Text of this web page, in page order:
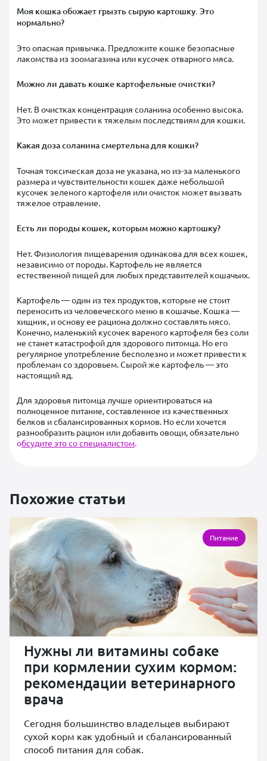
Моя кошка обожает грызть сырую картошку. Это
нормально?
Это опасная привычка. Предложите кошке безопасные
лакомства из зоомагазина или кусочек отварного мяса.
Можно ли давать кошке картофельные очистки?
Нет. В очистках концентрация соланина особенно высока.
Это может привести к тяжелым последствиям для кошки.
Какая доза соланина смертельна для кошки?
Точная токсическая доза не указана, но из-за маленького
размера и чувствительности кошек даже небольшой
кусочек зеленого картофеля или очисток может вызвать
тяжелое отравление.
Есть ли породы кошек, которым можно картошку?
Нет. Физиология пищеварения одинакова для всех кошек,
независимо от породы. Картофель не является
естественной пищей для любых представителей кошачьих.
Картофель — один из тех продуктов, которые не стоит
переносить из человеческого меню в кошачье. Кошка —
хищник, и основу ее рациона должно составлять мясо.
Конечно, маленький кусочек вареного картофеля без соли
не станет катастрофой для здорового питомца. Но его
регулярное употребление бесполезно и может привести к
проблемам со здоровьем. Сырой же картофель — это
настоящий яд.
Для здоровья питомца лучше ориентироваться на
полноценное питание, составленное из качественных
белков и сбалансированных кормов. Но если хочется
разнообразить рацион или добавить овощи, обязательно
обсудите это со специалистом.
Похожие статьи
Нужны ли витамины собаке
при кормлении сухим кормом:
рекомендации ветеринарного
врача
Сегодня большинство владельцев выбирают
сухой корм как удобный и сбалансированный
способ питания для собак.
Питание